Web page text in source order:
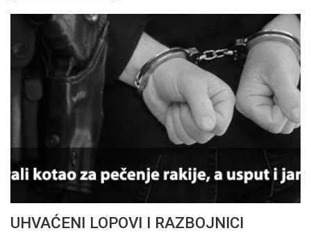
UHVAĆENI LOPOVI I RAZBOJNICI